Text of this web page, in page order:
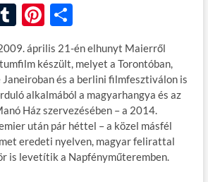
T
u
m
bl
r
Pi
nt
er
es
t
O
ss
za
m
e
g
április 21-én elhunyt Maierről
készült, melyet a Torontóban,
Janeiroban és a berlini filmfesztiválon is
alkalmából a magyarhangya és az
Ház szervezésében – a 2014.
után pár héttel – a közel másfél
eredeti nyelven, magyar felirattal
is levetítik a Napfényműteremben.